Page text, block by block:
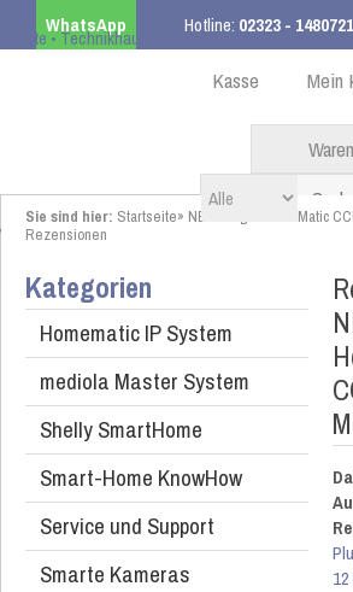
WhatsApp Hotline: 02323 - 1480721
ab 99,00 € innerhalb
Mein
Kasse
Sie sind hier: Startseite» NEO PlugIn HomeMatic
Rezensionen
Kategorien
Homematic IP System
mediola Master System
Shelly SmartHome
Smart-Home KnowHow
Service und Support
Smarte Kameras